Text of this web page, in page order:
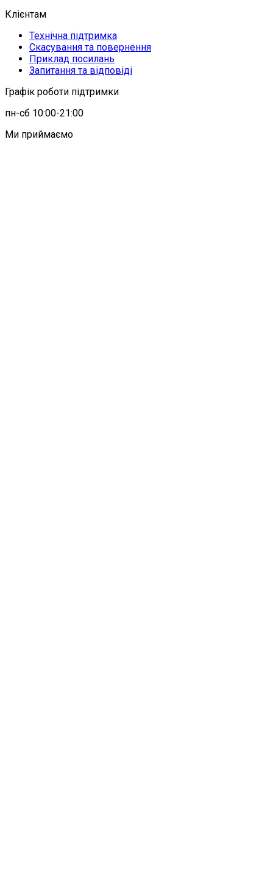
Клієнтам
Технічна підтримка
Скасування та повернення
Приклад посилань
Запитання та відповіді
Графік роботи підтримки
пн-сб 10:00-21:00
Ми приймаємо